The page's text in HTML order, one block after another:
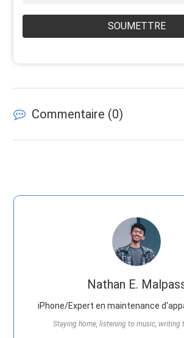
SOUMETTRE
Commentaire (0)
Nathan E.
iPhone/Expert en maintenance
Staying home, listening to music, writing